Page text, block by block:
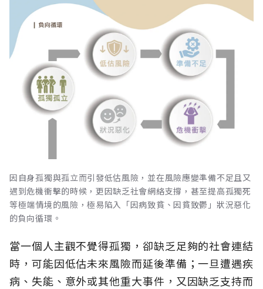
因自身孤獨與孤立而引發低估風險，並在風險應變準備不足且又
遇到危機衝擊的時候，更因缺乏社會網絡支撐，甚至提高孤獨死
等極端情境的風險，極易陷入「因病致貧、因貧致鬱」狀況惡化
的負向循環。
當一個人主觀不覺得孤獨，卻缺乏足夠的社會連結
時，可能因低估未來風險而延後準備；一旦遭遇疾
病、失能、意外或其他重大事件，又因缺乏支持而